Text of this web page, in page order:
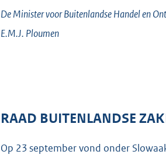
De Minister voor Buitenlandse Handel en
E.M.J. Ploumen
RAAD BUITENLANDSE
Op 23 september vond onder